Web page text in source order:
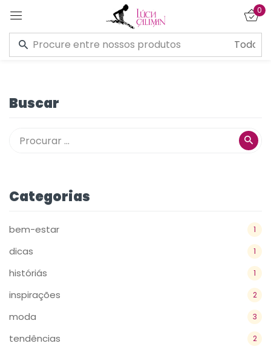
0
Buscar
Categorias
bem-estar 1
dicas 1
históriás 1
inspirações 2
moda 3
tendências 2
Entrar
Lembre de mim Esqueceu a senha?